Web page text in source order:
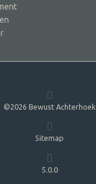
©2026 Bewust Achterhoek
Sitemap
5.0.0